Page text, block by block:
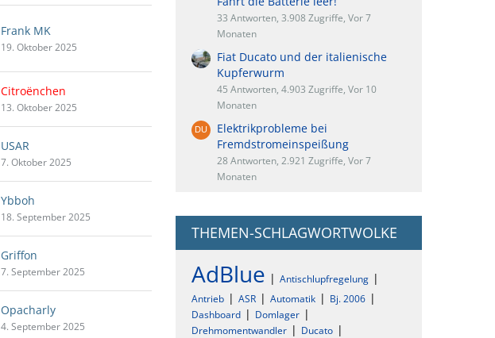
Frank MK
19. Oktober 2025
Citroënchen
13. Oktober 2025
USAR
7. Oktober 2025
Ybboh
18. September 2025
Griffon
7. September 2025
Opacharly
4. September 2025
33 Antworten, 3.908 Zugriffe, Vor 7
Monaten
Fiat Ducato und der italienische
Kupferwurm
45 Antworten, 4.903 Zugriffe, Vor 10
Monaten
Elektrikprobleme bei
Fremdstromeinspeißung
28 Antworten, 2.921 Zugriffe, Vor 7
Monaten
THEMEN-SCHLAGWORTWOLKE
AdBlue
Antischlupfregelung
Antrieb
ASR Automatik
Bj. 2006
Dashboard
Domlager
Drehmomentwandler
Ducato